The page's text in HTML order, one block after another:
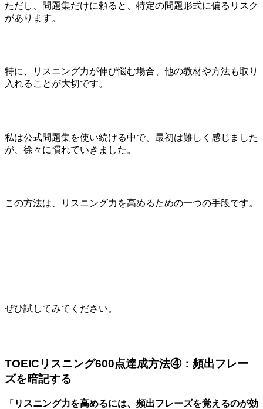
ただし、問題集だけに頼ると、特定の問題形式に偏るリスク
があります。
特に、リスニング力が伸び悩む場合、他の教材や方法も取り
入れることが大切です。
私は公式問題集を使い続ける中で、最初は難しく感じました
が、徐々に慣れていきました。
この方法は、リスニング力を高めるための一つの手段です。
ぜひ試してみてください。
TOEICリスニング600点達成方法④：頻出フレー
ズを暗記する
「 リスニング力を高めるには、頻出フレーズを覚えるのが効